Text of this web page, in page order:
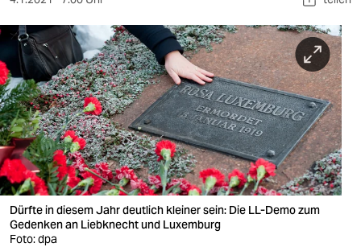
sport
berlin
nord
wahrheit
verlag
verlag
veranstaltungen
Dürfte in diesem Jahr deutlich kleiner sein: Die LL-Demo zum
Gedenken an Liebknecht und Luxemburg
Foto: dpa